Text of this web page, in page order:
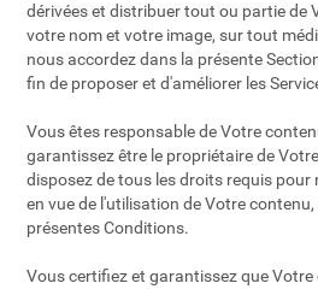
dérivées et distribuer tout ou partie de
votre nom et votre image, sur tout
nous accordez dans la présente
fin de proposer et d'améliorer les
Vous êtes responsable de Votre
garantissez être le propriétaire de
disposez de tous les droits requis pour
en vue de l'utilisation de Votre
présentes Conditions.
Vous certifiez et garantissez que